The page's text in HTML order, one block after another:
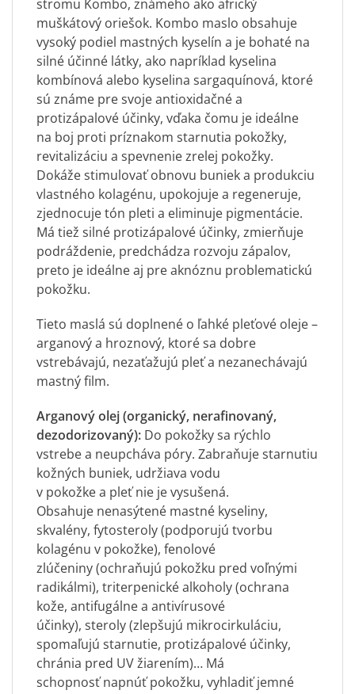
stromu Kombo, známeho ako africký
muškátový oriešok. Kombo maslo obsahuje
vysoký podiel mastných kyselín a je bohaté na
silné účinné látky, ako napríklad kyselina
kombínová alebo kyselina sargaquínová, ktoré
sú známe pre svoje antioxidačné a
protizápalové účinky, vďaka čomu je ideálne
na boj proti príznakom starnutia pokožky,
revitalizáciu a spevnenie zrelej pokožky.
Dokáže stimulovať obnovu buniek a produkciu
vlastného kolagénu, upokojuje a regeneruje,
zjednocuje tón pleti a eliminuje pigmentácie.
Má tiež silné protizápalové účinky, zmierňuje
podráždenie, predchádza rozvoju zápalov,
preto je ideálne aj pre aknóznu problematickú
pokožku.
Tieto maslá sú doplnené o ľahké pleťové oleje –
arganový a hroznový, ktoré sa dobre
vstrebávajú, nezaťažujú pleť a nezanechávajú
mastný film.
Arganový olej (organický, nerafinovaný,
dezodorizovaný): Do pokožky sa rýchlo
vstrebe a neupcháva póry. Zabraňuje starnutiu
kožných buniek, udržiava vodu
v pokožke a pleť nie je vysušená.
Obsahuje nenasýtené mastné kyseliny,
skvalény, fytosteroly (podporujú tvorbu
kolagénu v pokožke), fenolové
zlúčeniny (ochraňujú pokožku pred voľnými
radikálmi), triterpenické alkoholy (ochrana
kože, antifugálne a antivírusové
účinky), steroly (zlepšujú mikrocirkuláciu,
spomaľujú starnutie, protizápalové účinky,
chránia pred UV žiarením)… Má
schopnosť napnúť pokožku, vyhladiť jemné